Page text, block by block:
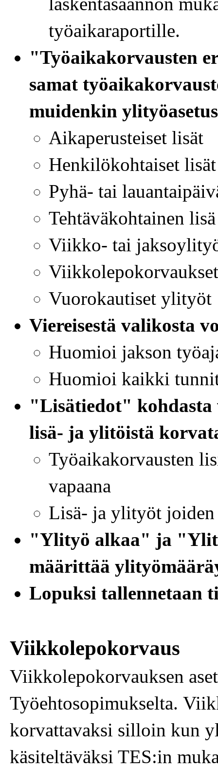
työaikaraportille.
"Työaikakorvausten
samat
muidenkin
Aikaperusteiset lisät
Henkilökohtaiset lisät
Pyhä- tai
Tehtäväkohtainen lisä
Viikko- tai
Viikkolepokorvaukset
Vuorokautiset ylityöt
Viereisestä valikosta
Huomioi jakson
Huomioi kaikki
"Lisätiedot"
lisä- ja ylitöistä
Työaikakorvausten
vapaana
Lisä- ja ylityöt joiden
"Ylityö alkaa" ja
määrittää
Lopuksi tallennetaan
Viikkolepokorvaus
Viikkolepokorvauksen
Työehtosopimukselta.
korvattavaksi silloin kun
käsiteltäväksi TES:in